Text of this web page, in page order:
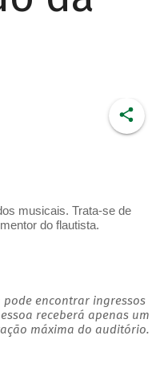
musicais. Trata-se de
do flautista.
encontrar ingressos
receberá apenas um
máxima do auditório.